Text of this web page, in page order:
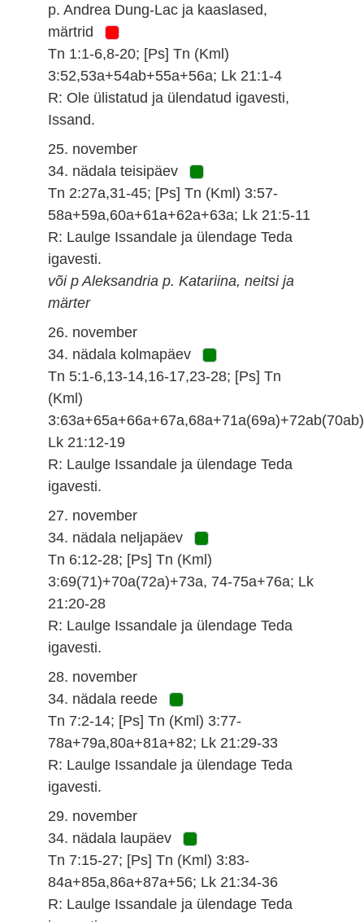
p. Andrea Dung-Lac ja kaaslased,
märtrid
Tn 1:1-6,8-20; [Ps] Tn (Kml)
3:52,53a+54ab+55a+56a; Lk 21:1-4
R: Ole ülistatud ja ülendatud igavesti,
Issand.
25. november
34. nädala teisipäev
Tn 2:27a,31-45; [Ps] Tn (Kml) 3:57-
58a+59a,60a+61a+62a+63a; Lk 21:5-11
R: Laulge Issandale ja ülendage Teda
igavesti.
või p Aleksandria p. Katariina, neitsi ja
märter
26. november
34. nädala kolmapäev
Tn 5:1-6,13-14,16-17,23-28; [Ps] Tn
(Kml)
Lk 21:12-19
R: Laulge Issandale ja ülendage Teda
igavesti.
27. november
34. nädala neljapäev
Tn 6:12-28; [Ps] Tn (Kml)
3:69(71)+70a(72a)+73a, 74-75a+76a; Lk
21:20-28
R: Laulge Issandale ja ülendage Teda
igavesti.
28. november
34. nädala reede
Tn 7:2-14; [Ps] Tn (Kml) 3:77-
78a+79a,80a+81a+82; Lk 21:29-33
R: Laulge Issandale ja ülendage Teda
igavesti.
29. november
34. nädala laupäev
Tn 7:15-27; [Ps] Tn (Kml) 3:83-
84a+85a,86a+87a+56; Lk 21:34-36
R: Laulge Issandale ja ülendage Teda